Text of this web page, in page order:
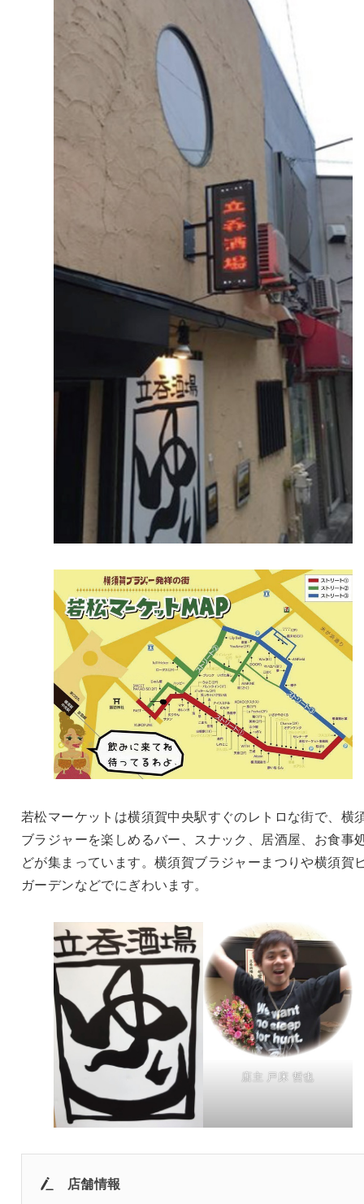
若松マーケットは横須賀中央駅すぐのレトロな街で、横
ブラジャーを楽しめるバー、スナック、居酒屋、お食事
どが集まっています。横須賀ブラジャーまつりや横須賀
ガーデンなどでにぎわいます。
店主 戸床 哲也
店舗情報